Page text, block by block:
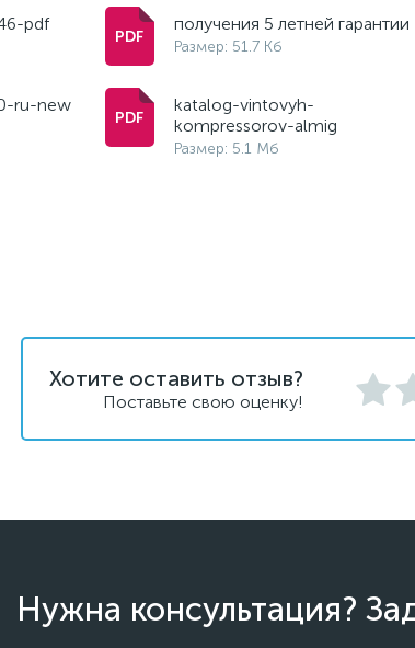
pdf получения 5 летней гарантии
Размер: 51.7 Кб
ru-new
katalog-vintovyh-
kompressorov-almig
Размер: 5.1 Мб
Хотите оставить отзыв?
Поставьте свою оценку!
Нужна консультация?